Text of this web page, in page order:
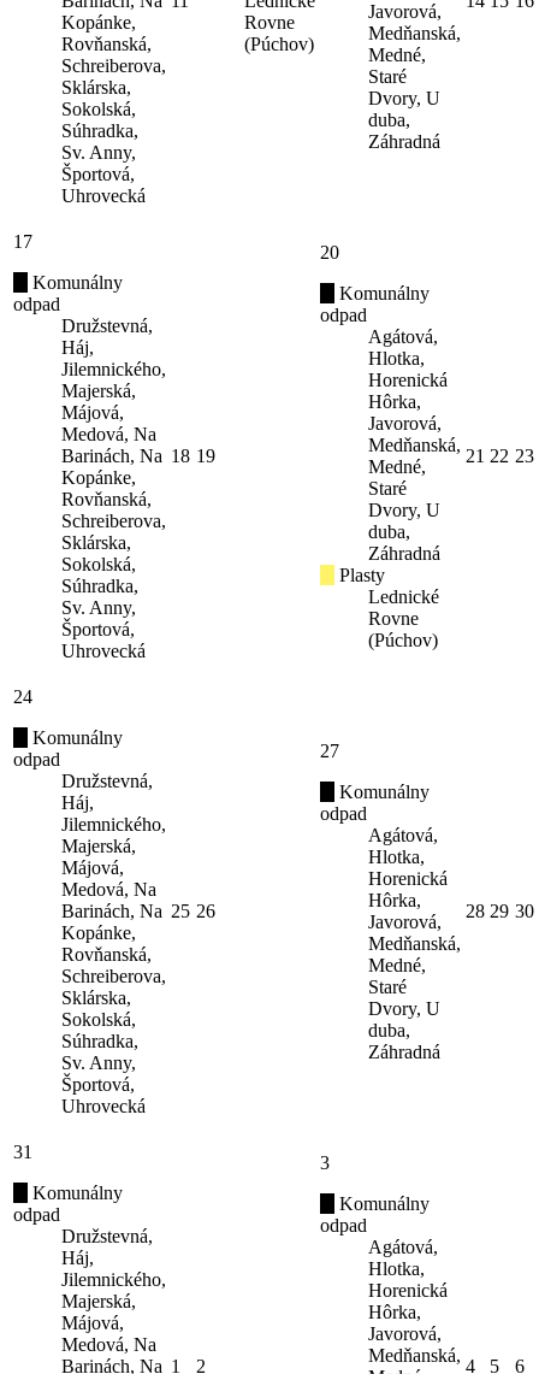
Kopánke,
Rovňanská,
Schreiberova,
Sklárska,
Sokolská,
Súhradka,
Sv. Anny,
Športová,
Uhrovecká
Rovne
(Púchov)
Javorová,
Medňanská,
Medné,
Staré
Dvory, U
duba,
Záhradná
17
Komunálny
odpad
Družstevná,
Háj,
Jilemnického,
Majerská,
Májová,
Medová, Na
Barinách, Na
Kopánke,
Rovňanská,
Schreiberova,
Sklárska,
Sokolská,
Súhradka,
Sv. Anny,
Športová,
Uhrovecká
18 19
20
Komunálny
odpad
Agátová,
Hlotka,
Horenická
Hôrka,
Javorová,
Medňanská,
Medné,
Staré
Dvory, U
duba,
Záhradná
Plasty
Lednické
Rovne
(Púchov)
21 22 23
24
Komunálny
odpad
Družstevná,
Háj,
Jilemnického,
Majerská,
Májová,
Medová, Na
Barinách, Na
Kopánke,
Rovňanská,
Schreiberova,
Sklárska,
Sokolská,
Súhradka,
Sv. Anny,
Športová,
Uhrovecká
25 26
27
Komunálny
odpad
Agátová,
Hlotka,
Horenická
Hôrka,
Javorová,
Medňanská,
Medné,
Staré
Dvory, U
duba,
Záhradná
28 29 30
31
Komunálny
odpad
Družstevná,
Háj,
Jilemnického,
Majerská,
Májová,
Medová, Na
Barinách, Na 1 2
3
Komunálny
odpad
Agátová,
Hlotka,
Horenická
Hôrka,
Javorová,
Medňanská,
4 5 6